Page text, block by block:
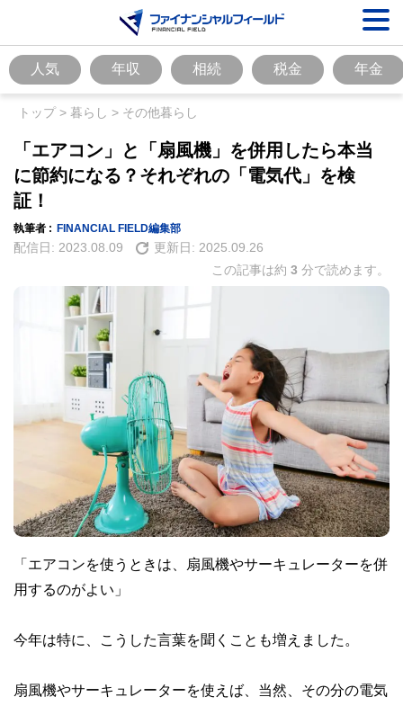
人気 年収 相続 税金 年金
トップ> 暮らし > その他暮らし
「エアコン」と「扇風機」を併用したら本当
に節約になる？それぞれの「電気代」を検
証！
執筆者 : FINANCIAL FIELD編集部
配信日: 2023.08.09 更新日: 2025.09.26
この記事は約 3 分で読めます。
「エアコンを使うときは、扇風機やサーキュレーターを併
用するのがよい」
今年は特に、こうした言葉を聞くことも増えました。
扇風機やサーキュレーターを使えば、当然、その分の電気